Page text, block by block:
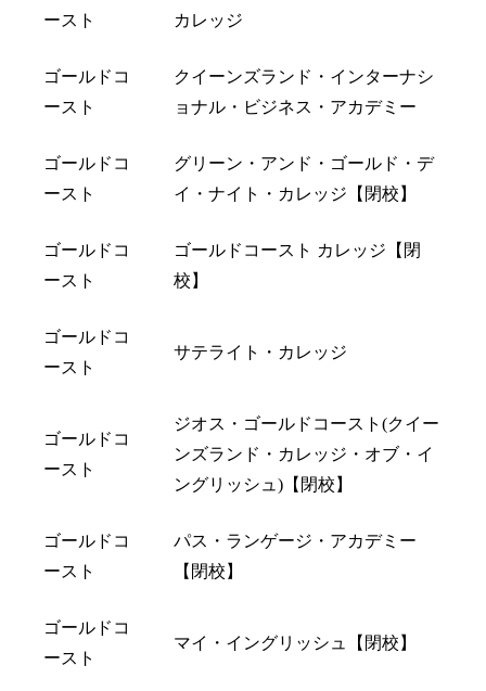
ースト
カレッジ
ゴールドコ
ースト
クイーンズランド・インターナシ
ョナル・ビジネス・アカデミー
ゴールドコ
ースト
グリーン・アンド・ゴールド・デ
イ・ナイト・カレッジ【閉校】
ゴールドコ
ースト
ゴールドコースト カレッジ【閉
校】
ゴールドコ
ースト
サテライト・カレッジ
ゴールドコ
ースト
ジオス・ゴールドコースト(クイー
ンズランド・カレッジ・オブ・イ
ングリッシュ)【閉校】
ゴールドコ
ースト
パス・ランゲージ・アカデミー
【閉校】
ゴールドコ
ースト
マイ・イングリッシュ【閉校】